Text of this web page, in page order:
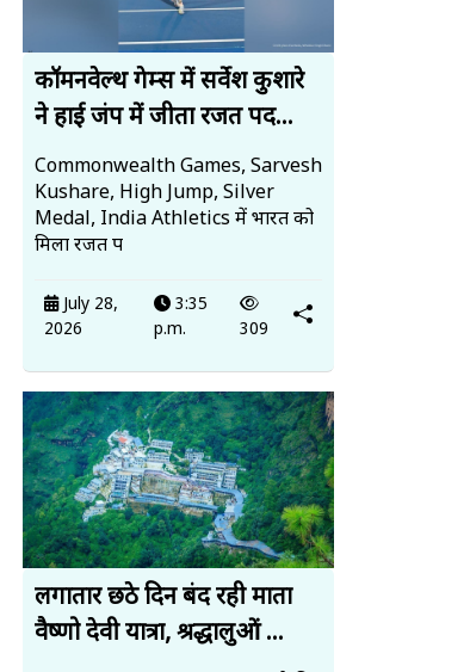
कॉमनवेल्थ गेम्स में सर्वेश कुशारे
ने हाई जंप में जीता रजत पद...
Commonwealth Games, Sarvesh
Kushare, High Jump, Silver
Medal, India Athletics में भारत को
मिला रजत प
July 28,
2026
3:35
p.m.
309
लगातार छठे दिन बंद रही माता
वैष्णो देवी यात्रा, श्रद्धालुओं ...